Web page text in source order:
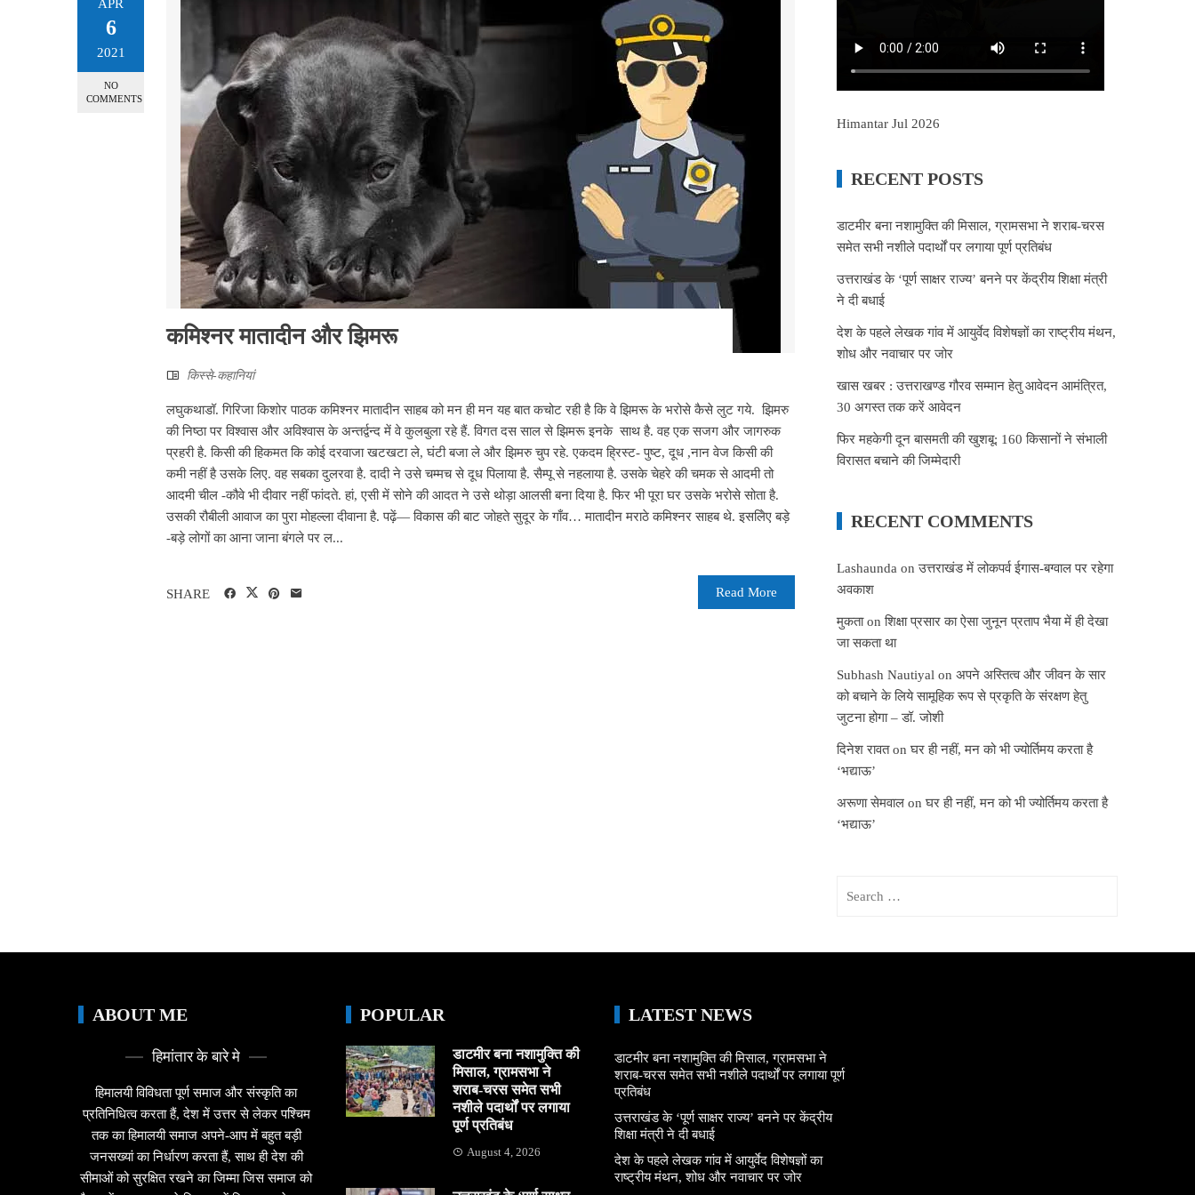
APR
6
2021
NO
COMMENTS
कमिश्नर मातादीन और झिमरू
किस्से-कहानियां
लघुकथाडॉ. गिरिजा किशोर पाठक कमिश्नर मातादीन साहब को मन ही मन यह बात कचोट रही है कि वे झिमरू के भरोसे कैसे लुट गये. झिमरु
की निष्ठा पर विश्वास और अविश्वास के अन्तर्द्वन्द में वे कुलबुला रहे हैं. विगत दस साल से झिमरू इनके साथ है. वह एक सजग और जागरुक
प्रहरी है. किसी की हिकमत कि कोई दरवाजा खटखटा ले, घंटी बजा ले और झिमरु चुप रहे. एकदम ह्रिस्ट- पुष्ट, दूध ,नान वेज किसी की
कमी नहीं है उसके लिए. वह सबका दुलरवा है. दादी ने उसे चम्मच से दूध पिलाया है. सैम्पू से नहलाया है. उसके चेहरे की चमक से आदमी तो
आदमी चील -कौवे भी दीवार नहीं फांदते. हां, एसी में सोने की आदत ने उसे थोड़ा आलसी बना दिया है. फिर भी पूरा घर उसके भरोसे सोता है.
उसकी रौबीली आवाज का पुरा मोहल्ला दीवाना है. पढ़ें— विकास की बाट जोहते सुदूर के गाँव… मातादीन मराठे कमिश्नर साहब थे. इसलिेए बड़े
-बड़े लोगों का आना जाना बंगले पर ल...
Read More
SHARE
Himantar Jul 2026
RECENT POSTS
डाटमीर बना नशामुक्ति की मिसाल, ग्रामसभा ने शराब-चरस
समेत सभी नशीले पदार्थों पर लगाया पूर्ण प्रतिबंध
उत्तराखंड के ‘पूर्ण साक्षर राज्य’ बनने पर केंद्रीय शिक्षा मंत्री
ने दी बधाई
देश के पहले लेखक गांव में आयुर्वेद विशेषज्ञों का राष्ट्रीय मंथन,
शोध और नवाचार पर जोर
खास खबर : उत्तराखण्ड गौरव सम्मान हेतु आवेदन आमंत्रित,
30 अगस्त तक करें आवेदन
फिर महकेगी दून बासमती की खुशबू: 160 किसानों ने संभाली
विरासत बचाने की जिम्मेदारी
RECENT COMMENTS
Lashaunda onउत्तराखंड में लोकपर्व ईगास-बग्वाल पर रहेगा
अवकाश
मुकताonशिक्षा प्रसार का ऐसा जुनून प्रताप भैया में ही देखा
जा सकता था
Subhash Nautiyal onअपने अस्तित्व और जीवन के सार
को बचाने के लिये सामूहिक रूप से प्रकृति के संरक्षण हेतु
जुटना होगा – डॉ. जोशी
दिनेश रावतonघर ही नहीं, मन को भी ज्योर्तिमय करता है
‘भद्याऊ’
अरूणा सेमवाल onघर ही नहीं, मन को भी ज्योर्तिमय करता है
‘भद्याऊ’
ABOUT ME
हिमांतार के बारे मे
हिमालयी विविधता पूर्ण समाज और संस्कृति का
प्रतिनिधित्व करता हैं, देश में उत्तर से लेकर पश्चिम
तक का हिमालयी समाज अपने-आप में बहुत बड़ी
जनसख्यां का निर्धारण करता हैं, साथ ही देश की
सीमाओं को सुरक्षित रखने का जिम्मा जिस समाज को
POPULAR
डाटमीर बना नशामुक्ति की
मिसाल, ग्रामसभा ने
शराब-चरस समेत सभी
नशीले पदार्थों पर लगाया
पूर्ण प्रतिबंध
August 4, 2026
LATEST NEWS
डाटमीर बना नशामुक्ति की मिसाल, ग्रामसभा ने
शराब-चरस समेत सभी नशीले पदार्थों पर लगाया पूर्ण
प्रतिबंध
उत्तराखंड के ‘पूर्ण साक्षर राज्य’ बनने पर केंद्रीय
शिक्षा मंत्री ने दी बधाई
देश के पहले लेखक गांव में आयुर्वेद विशेषज्ञों का
राष्ट्रीय मंथन, शोध और नवाचार पर जोर